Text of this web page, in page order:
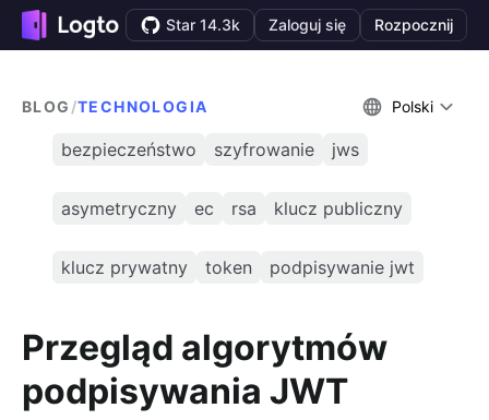
Star 14.3k Zaloguj się Rozpocznij
BLOG /TECHNOLOGIA Polski
bezpieczeństwo szyfrowanie jws
asymetryczny ec rsa klucz publiczny
klucz prywatny token podpisywanie jwt
Przegląd algorytmów
podpisywania JWT